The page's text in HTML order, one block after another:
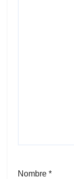
Nombre *